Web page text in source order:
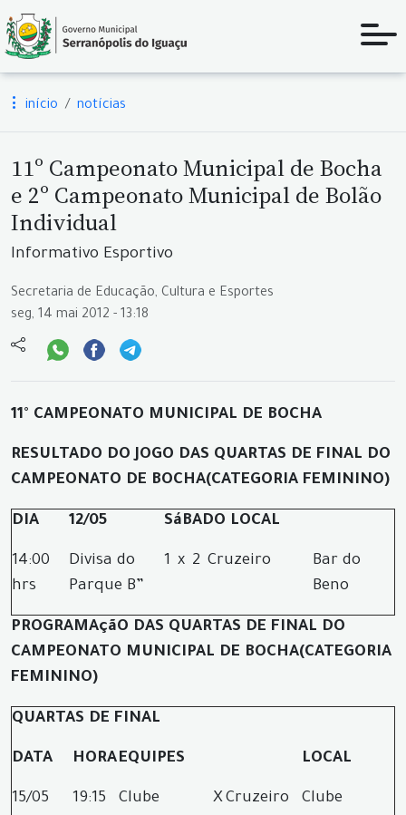
início notícias
11º Campeonato Municipal de Bocha
e 2º Campeonato Municipal de Bolão
Individual
Informativo Esportivo
Secretaria de Educação, Cultura e Esportes
seg, 14 mai 2012 - 13:18
11° CAMPEONATO MUNICIPAL DE BOCHA
RESULTADO DO JOGO DAS QUARTAS DE FINAL DO
CAMPEONATO DE BOCHA(CATEGORIA FEMININO)
DIA 12/05 SáBADO LOCAL
14:00
hrs
Divisa do
Parque B”
1 x 2 Cruzeiro
Bar do
Beno
PROGRAMAçãO DAS QUARTAS DE FINAL DO
CAMPEONATO MUNICIPAL DE BOCHA(CATEGORIA
FEMININO)
QUARTAS DE FINAL
DATA HORAEQUIPES LOCAL
15/05
19:15
Clube
XCruzeiro
Clube